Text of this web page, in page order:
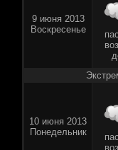
9 июня 2013
Воскресенье
10 июня 2013
Понедельник